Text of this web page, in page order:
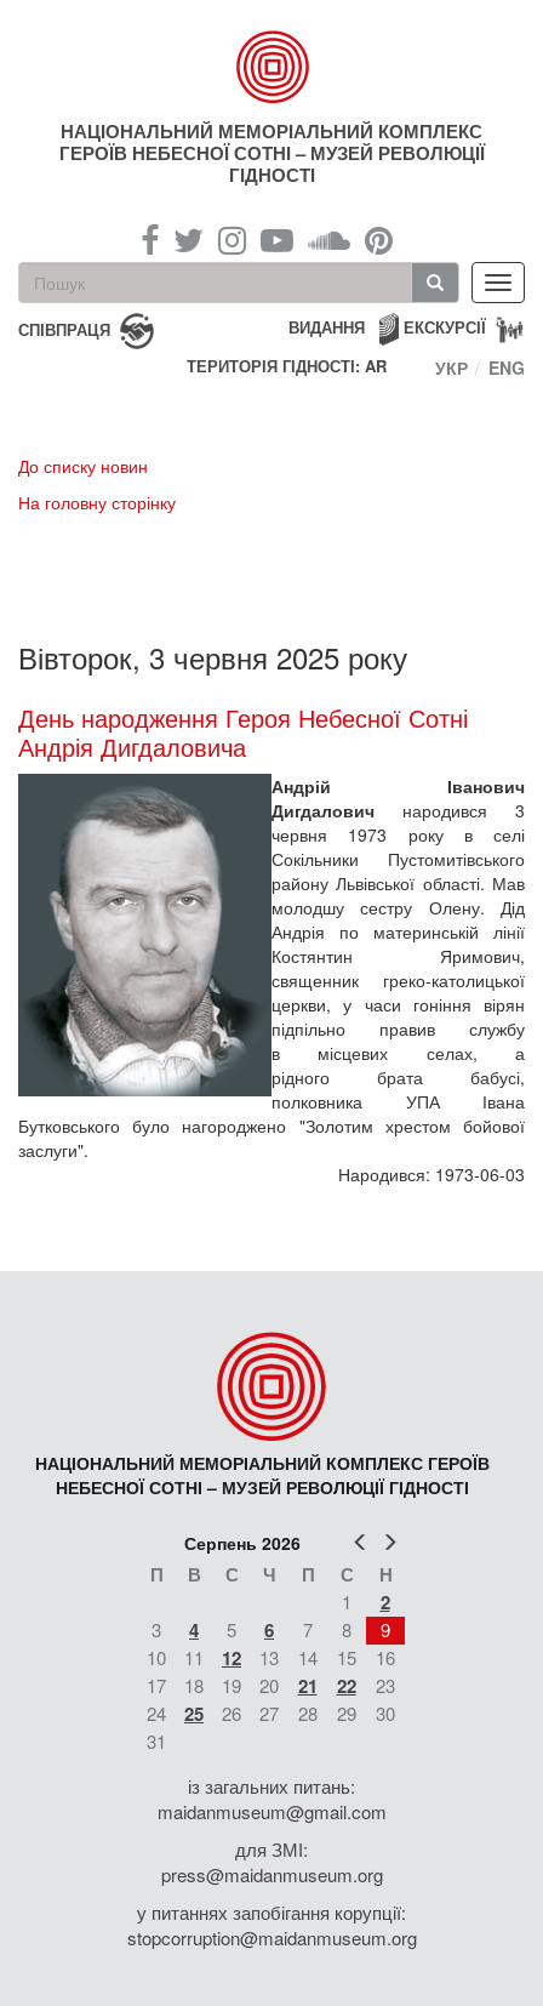
НАЦІОНАЛЬНИЙ МЕМОРІАЛЬНИЙ КОМПЛЕКС
ГЕРОЇВ НЕБЕСНОЇ СОТНІ – МУЗЕЙ РЕВОЛЮЦІЇ
ГІДНОСТІ
Пошукова
форма
Пошук
СПІВПРАЦЯ ЕКСКУРСІЇ
ВИДАННЯ
ТЕРИТОРІЯ ГІДНОСТІ: AR
УКР ENG
До списку новин
На головну сторінку
Вівторок, 3 червня 2025 року
День народження Героя Небесної Сотні
Андрія Дигдаловича
Андрій Іванович
Дигдалович народився 3
червня 1973 року в селі
Сокільники Пустомитівського
району Львівської області. Мав
молодшу сестру Олену. Дід
Андрія по материнській лінії
Костянтин Яримович,
священник греко-католицької
церкви, у часи гоніння вірян
підпільно правив службу
в місцевих селах, а
рідного брата бабусі,
полковника УПА Івана
Бутковського було нагороджено "Золотим хрестом бойової
заслуги".
Народився: 1973-06-03
НАЦІОНАЛЬНИЙ МЕМОРІАЛЬНИЙ КОМПЛЕКС ГЕРОЇВ
НЕБЕСНОЇ СОТНІ – МУЗЕЙ РЕВОЛЮЦІЇ ГІДНОСТІ
Попер
Серпень 2026
П В С Ч П С Н
1 2
3 4 5 6 7 8
9
10
11 12 13 14 15
16
17
18 19 20 21 22
23
24
25 26 27 28 29
30
31
із загальних питань:
maidanmuseum@gmail.com
для ЗМІ:
press@maidanmuseum.org
у питаннях запобігання корупції:
stopcorruption@maidanmuseum.org